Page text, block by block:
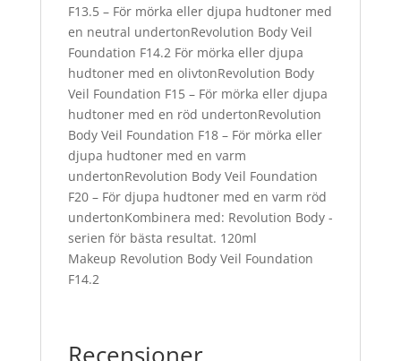
F13.5 – För mörka eller djupa hudtoner med
en neutral undertonRevolution Body Veil
Foundation F14.2 För mörka eller djupa
hudtoner med en olivtonRevolution Body
Veil Foundation F15 – För mörka eller djupa
hudtoner med en röd undertonRevolution
Body Veil Foundation F18 – För mörka eller
djupa hudtoner med en varm
undertonRevolution Body Veil Foundation
F20 – För djupa hudtoner med en varm röd
undertonKombinera med: Revolution Body -
serien för bästa resultat. 120ml
Makeup Revolution Body Veil Foundation
F14.2